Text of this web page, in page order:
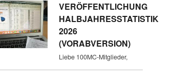
VERÖFFENTLICHUNG
HALBJAHRESSTATISTIK
2026
(VORABVERSION)
Liebe 100MC-Mitglieder,